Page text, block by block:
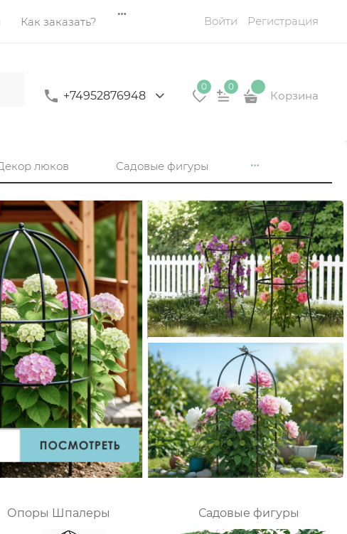
Как заказать? Войти Регистрация
+74952876948
0 0
Корзина
люков Садовые фигуры
Опоры Шпалеры Садовые фигуры